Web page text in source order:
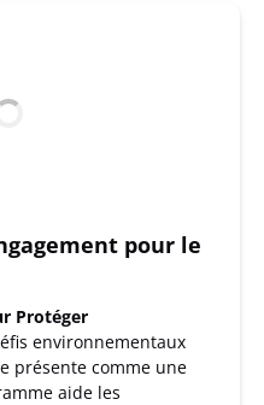
pour le
Protéger
environnementaux
présente comme une
aide les